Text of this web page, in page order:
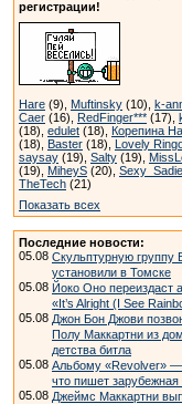
регистрации!
Hare (9), Muftinsky (10), k-
Caer (16), RedFinger*** (17),
(18), edulet (18), Корепина
(18), Baster (18), Lovely
saysay (19), Salty (19),
(19), MiheyS (20), Sexy_Sadie
TheTech (21)
Показать всех
Последние новости:
05.08 Скульптурную группу
установили в Томске
05.08 Йоко Оно переиздаст
«It’s Alright (I See
05.08 Джон Бон Джови
Полу Маккартни из
детства битла
05.08 Альбому «Revolver» —
что пишет зарубежная
05.08 Джеймс Маккартни